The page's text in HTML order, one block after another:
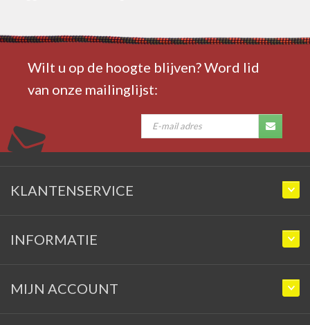
Wilt u op de hoogte blijven? Word lid
van onze mailinglijst:
KLANTENSERVICE
INFORMATIE
MIJN ACCOUNT